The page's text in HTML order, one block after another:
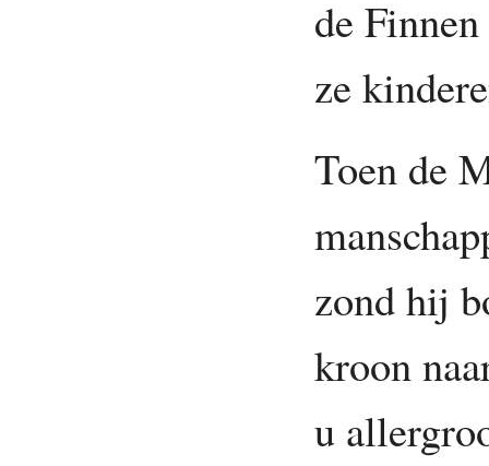
de
ze
Toen de
zond hij
kroon
u